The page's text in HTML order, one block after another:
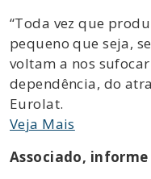
“Toda vez que
pequeno que seja,
voltam a nos
dependência, do
Eurolat.
Veja Mais
Associado, informe